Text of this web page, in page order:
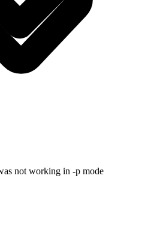
not working in -p mode